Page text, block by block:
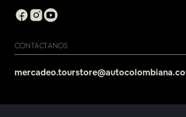
CONTÁCTANOS